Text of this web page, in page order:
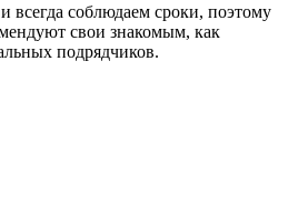
соблюдаем сроки, поэтому
свои знакомым, как
подрядчиков.